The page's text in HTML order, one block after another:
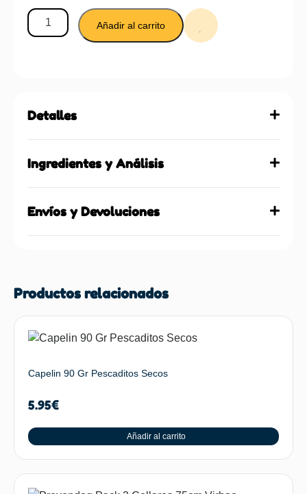
Añadir al carrito
Detalles
Ingredientes y Análisis
Envíos y Devoluciones
Productos relacionados
Capelin 90 Gr Pescaditos Secos
5.95€
Añadir al carrito